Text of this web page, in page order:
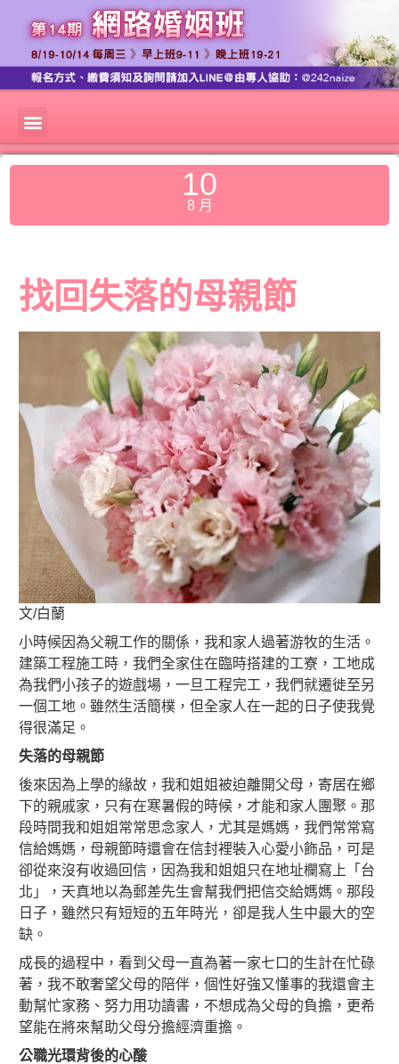
10
8 月
找回失落的母親節
文/白蘭
小時候因為父親工作的關係，我和家人過著游牧的生活。
建築工程施工時，我們全家住在臨時搭建的工寮，工地成
為我們小孩子的遊戲場，一旦工程完工，我們就遷徙至另
一個工地。雖然生活簡樸，但全家人在一起的日子使我覺
得很滿足。
失落的母親節
後來因為上學的緣故，我和姐姐被迫離開父母，寄居在鄉
下的親戚家，只有在寒暑假的時候，才能和家人團聚。那
段時間我和姐姐常常思念家人，尤其是媽媽，我們常常寫
信給媽媽，母親節時還會在信封裡裝入心愛小飾品，可是
卻從來沒有收過回信， 因為我和姐姐只在地址欄寫上「台
北」，天真地以為郵差先生會幫我們把信交給媽媽。那段
日子，雖然只有短短的五年時光，卻是我人生中最大的空
缺。
成長的過程中，看到父母一直為著一家七口的生計在忙碌
著，我不敢奢望父母的陪伴，個性好強又懂事的我還會主
動幫忙家務、努力用功讀書，不想成為父母的負擔，更希
望能在將來幫助父母分擔經濟重擔。
公職光環背後的心酸